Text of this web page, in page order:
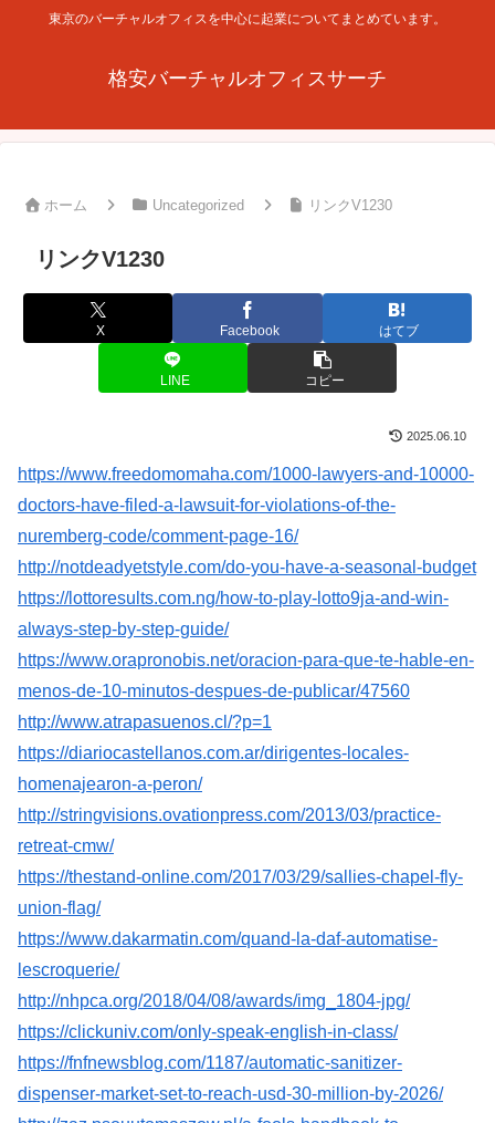
東京のバーチャルオフィスを中心に起業についてまとめています。
格安バーチャルオフィスサーチ
ホーム Uncategorized リンクV1230
リンクV1230
X Facebook はてブ
LINE コピー
2025.06.10
https://www.freedomomaha.com/1000-lawyers-and-10000-
doctors-have-filed-a-lawsuit-for-violations-of-the-
nuremberg-code/comment-page-16/
http://notdeadyetstyle.com/do-you-have-a-seasonal-budget
https://lottoresults.com.ng/how-to-play-lotto9ja-and-win-
always-step-by-step-guide/
https://www.orapronobis.net/oracion-para-que-te-hable-en-
menos-de-10-minutos-despues-de-publicar/47560
http://www.atrapasuenos.cl/?p=1
https://diariocastellanos.com.ar/dirigentes-locales-
homenajearon-a-peron/
http://stringvisions.ovationpress.com/2013/03/practice-
retreat-cmw/
https://thestand-online.com/2017/03/29/sallies-chapel-fly-
union-flag/
https://www.dakarmatin.com/quand-la-daf-automatise-
lescroquerie/
http://nhpca.org/2018/04/08/awards/img_1804-jpg/
https://clickuniv.com/only-speak-english-in-class/
https://fnfnewsblog.com/1187/automatic-sanitizer-
dispenser-market-set-to-reach-usd-30-million-by-2026/